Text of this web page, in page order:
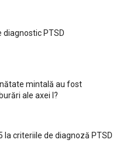
diagnostic PTSD
mintală au fost
ale axei I?
la criteriile de diagnoză PTSD